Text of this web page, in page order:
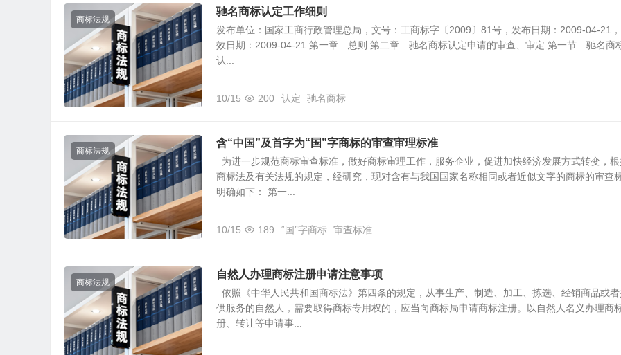
商标法规
驰名商标认定工作细则
发布单位：国家工商行政管理总局，文号：工商标字〔2009〕81号，发布日期：2009-04-21
效日期：2009-04-21 第一章 总则 第二章 驰名商标认定申请的审查、审定 第一节 驰名商
认...
10/15 200 认定 驰名商标
商标法规
含“中国”及首字为“国”字商标的审查审理标准
为进一步规范商标审查标准，做好商标审理工作，服务企业，促进加快经济发展方式转变，
商标法及有关法规的规定，经研究，现对含有与我国国家名称相同或者近似文字的商标的审查
明确如下： 第一...
10/15 189 “国”字商标 审查标准
商标法规
自然人办理商标注册申请注意事项
依照《中华人民共和国商标法》第四条的规定，从事生产、制造、加工、拣选、经销商品或者
供服务的自然人，需要取得商标专用权的，应当向商标局申请商标注册。以自然人名义办理商
册、转让等申请事...